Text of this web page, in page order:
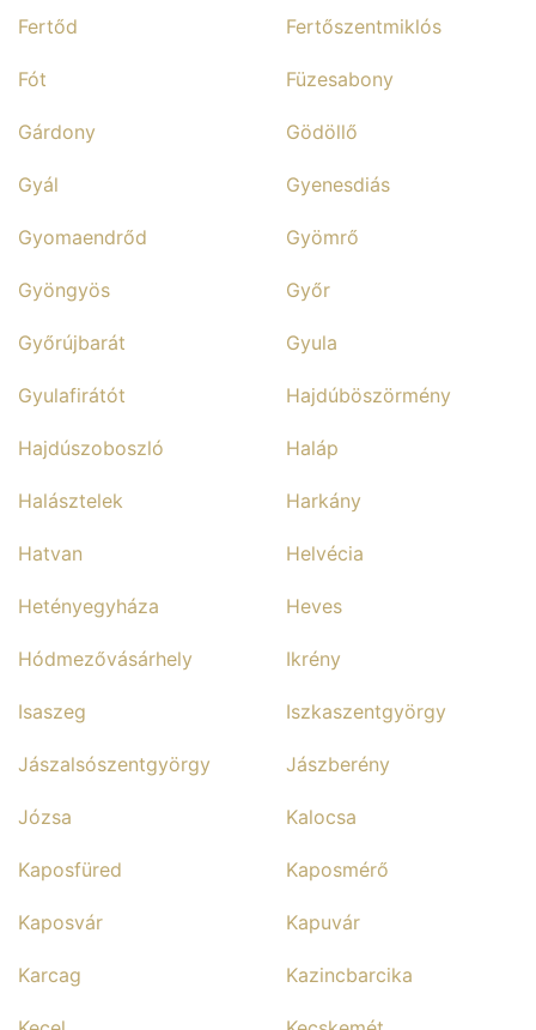
Fertőd Fertőszentmiklós
Fót Füzesabony
Gárdony Gödöllő
Gyál Gyenesdiás
Gyomaendrőd Gyömrő
Gyöngyös Győr
Győrújbarát Gyula
Gyulafirátót Hajdúböszörmény
Hajdúszoboszló Haláp
Halásztelek Harkány
Hatvan Helvécia
Hetényegyháza Heves
Hódmezővásárhely Ikrény
Isaszeg Iszkaszentgyörgy
Jászalsószentgyörgy Jászberény
Józsa Kalocsa
Kaposfüred Kaposmérő
Kaposvár Kapuvár
Karcag Kazincbarcika